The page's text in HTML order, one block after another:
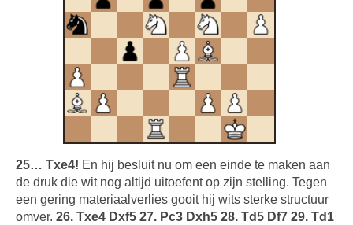
25… Txe4! En hij besluit nu om een einde te maken aan
de druk die wit nog altijd uitoefent op zijn stelling. Tegen
een gering materiaalverlies gooit hij wits sterke structuur
omver. 26. Txe4 Dxf5 27. Pc3 Dxh5 28. Td5 Df7 29. Td1